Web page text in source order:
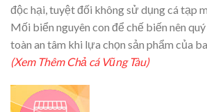
độc hại, tuyệt đối không sử dụng cá tạp
Mối biển nguyên con để chế biến nên
toàn an tâm khi lựa chọn sản phẩm của
(Xem Thêm Chả cá Vũng Tàu)